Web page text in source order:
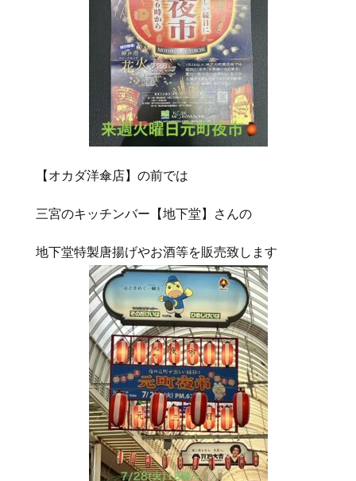
【オカダ洋傘店】の前では
三宮のキッチンバー【地下堂】さんの
地下堂特製唐揚げやお酒等を販売致します